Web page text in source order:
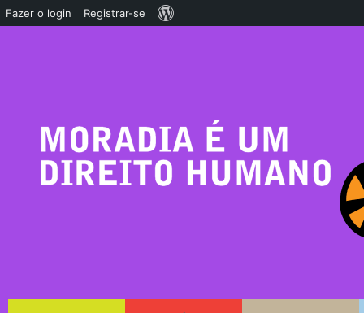
Fazer o login Registrar-se